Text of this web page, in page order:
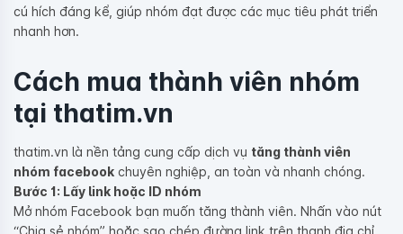
cú hích đáng kể, giúp nhóm đạt được các mục tiêu phát triển
nhanh hơn.
Cách mua thành viên nhóm
tại thatim.vn
thatim.vn là nền tảng cung cấp dịch vụ tăng thành viên
nhóm facebook chuyên nghiệp, an toàn và nhanh chóng.
Bước 1: Lấy link hoặc ID nhóm
Mở nhóm Facebook bạn muốn tăng thành viên. Nhấn vào nút
“Chia sẻ nhóm” hoặc sao chép đường link trên thanh địa chỉ.